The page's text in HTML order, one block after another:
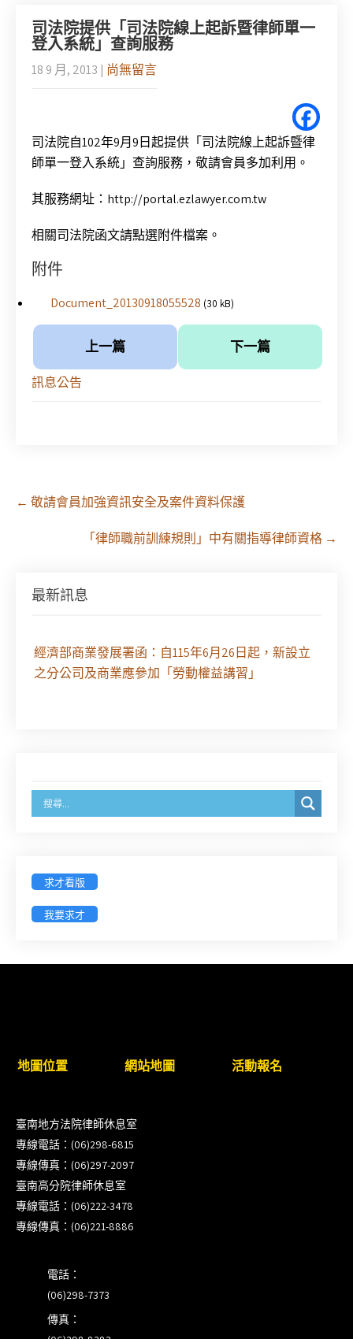
司法院提供「司法院線上起訴暨律師單一
登入系統」查詢服務
18 9 月, 2013 | 尚無留言
司法院自102年9月9日起提供「司法院線上起訴暨律
師單一登入系統」查詢服務，敬請會員多加利用。
其服務網址：http://portal.ezlawyer.com.tw
相關司法院函文請點選附件檔案。
附件
Document_20130918055528 (30 kB)
上一篇 下一篇
訊息公告
Post
navigation
← 敬請會員加強資訊安全及案件資料保護
「律師職前訓練規則」中有關指導律師資格 →
最新訊息
徵求參與115年教師法律諮詢補助計畫人才庫(請於
經濟部商業發展署函：自115年6月26日起，新設立
之分公司及商業應參加「勞動權益講習」
徵詢有意願擔任臺南市115年度國民中小學法治教育
入校扎根計畫講師之會員(8/14前線上表單登記)
（8/17截止報名，額滿提前截止，實體＋線上同
【重要公告】115年職場霸凌調查專業人才(律師)培
本會訂於115年8月15日(六)上午舉辦「使用AI如何幫
助整理資訊?談法律工作中的應用與風險」課程(8/7
前報名，實體+線上併行)
徵詢有意願擔任程序監理人之會員(115/8/14截止)
求才看版
我要求才
地圖位置 網站地圖 活動報名
臺南地方法院律師休息室
專線電話：(06)298-6815
專線傳真：(06)297-2097
臺南高分院律師休息室
專線電話：(06)222-3478
專線傳真：(06)221-8886
電話：
(06)298-7373
傳真：